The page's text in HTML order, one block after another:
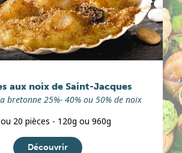
aux noix de Saint-Jacques
bretonne 25%- 40% ou 50% de noix
20 pièces - 120g ou 960g
Découvrir